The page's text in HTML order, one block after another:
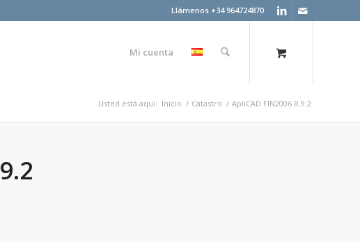
Llámenos +34 964724870
Mi cuenta
Usted está aquí: Inicio / Catastro / ApliCAD FIN2006 R.9.2